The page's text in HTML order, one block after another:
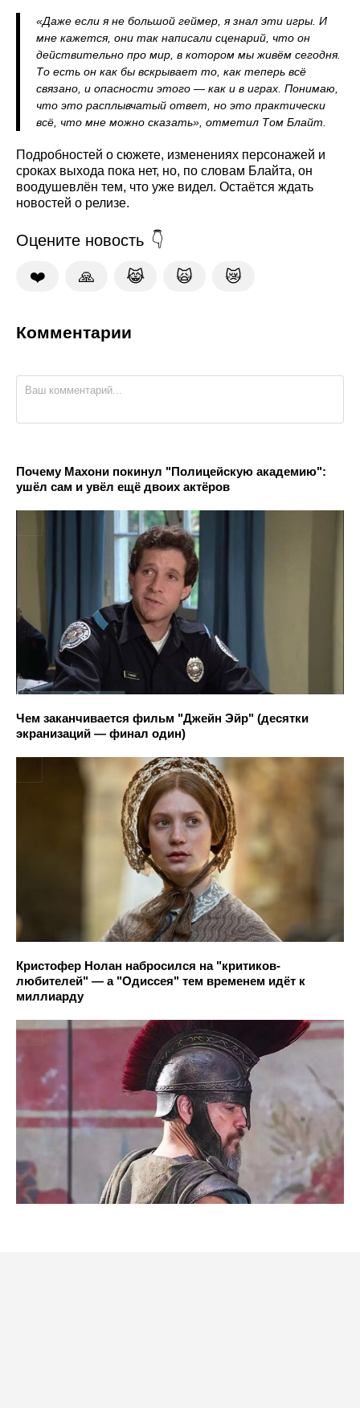
«Даже если я не большой геймер, я знал эти игры. И
мне кажется, они так написали сценарий, что он
действительно про мир, в котором мы живём сегодня.
То есть он как бы вскрывает то, как теперь всё
связано, и опасности этого — как и в играх. Понимаю,
что это расплывчатый ответ, но это практически
всё, что мне можно сказать», отметил Том Блайт.
Подробностей о сюжете, изменениях персонажей и
сроках выхода пока нет, но, по словам Блайта, он
воодушевлён тем, что уже видел. Остаётся ждать
новостей о релизе.
Оцените новость
❤️ 🙏 😹 🙀 😿
Комментарии
Почему Махони покинул "Полицейскую академию":
ушёл сам и увёл ещё двоих актёров
Чем заканчивается фильм "Джейн Эйр" (десятки
экранизаций — финал один)
Кристофер Нолан набросился на "критиков-
любителей" — а "Одиссея" тем временем идёт к
миллиарду